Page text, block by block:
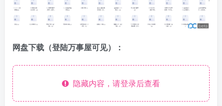
网盘下载（登陆万事屋可见）：
隐藏内容，请登录后查看